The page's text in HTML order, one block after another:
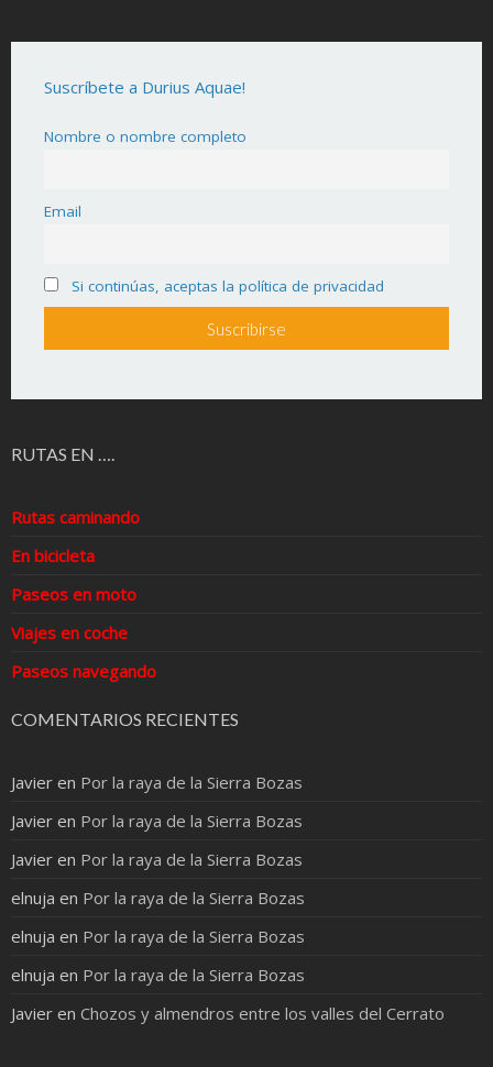
Suscríbete a Durius Aquae!
Nombre o nombre completo
Email
Si continúas, aceptas la política de privacidad
RUTAS EN ….
Rutas caminando
En bicicleta
Paseos en moto
Viajes en coche
Paseos navegando
COMENTARIOS RECIENTES
Javier en Por la raya de la Sierra Bozas
Javier en Por la raya de la Sierra Bozas
Javier en Por la raya de la Sierra Bozas
elnuja en Por la raya de la Sierra Bozas
elnuja en Por la raya de la Sierra Bozas
elnuja en Por la raya de la Sierra Bozas
Javier en Chozos y almendros entre los valles del Cerrato